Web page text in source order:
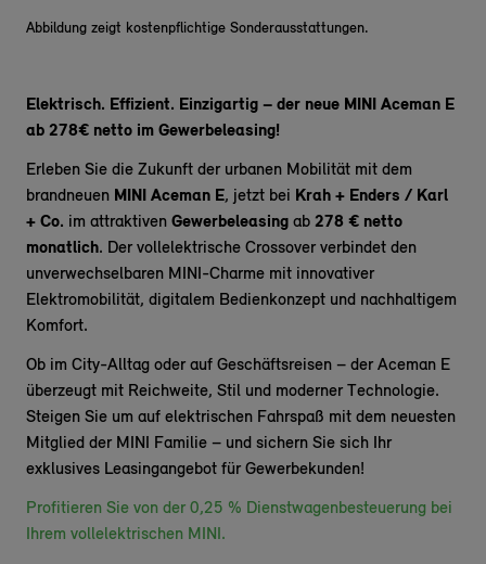
Abbildung zeigt kostenpflichtige Sonderausstattungen.
Elektrisch. Effizient. Einzigartig – der neue MINI Aceman E
ab 278€ netto im Gewerbeleasing!
Erleben Sie die Zukunft der urbanen Mobilität mit dem
brandneuen MINI Aceman E, jetzt bei Krah + Enders / Karl
+ Co. im attraktiven Gewerbeleasing ab 278 € netto
monatlich. Der vollelektrische Crossover verbindet den
unverwechselbaren MINI-Charme mit innovativer
Elektromobilität, digitalem Bedienkonzept und nachhaltigem
Komfort.
Ob im City-Alltag oder auf Geschäftsreisen – der Aceman E
überzeugt mit Reichweite, Stil und moderner Technologie.
Steigen Sie um auf elektrischen Fahrspaß mit dem neuesten
Mitglied der MINI Familie – und sichern Sie sich Ihr
exklusives Leasingangebot für Gewerbekunden!
Profitieren Sie von der 0,25 % Dienstwagenbesteuerung bei
Ihrem vollelektrischen MINI.